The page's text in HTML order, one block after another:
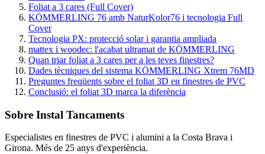
Foliat a 3 cares (Full Cover)
KÖMMERLING 76 amb NaturKolor76 i tecnologia Full
Cover
Tecnologia PX: protecció solar i garantia ampliada
mattex i woodec: l'acabat ultramat de KÖMMERLING
Quan triar foliat a 3 cares per a les teves finestres?
Dades tècniques del sistema KÖMMERLING Xtrem 76MD
Preguntes freqüents sobre el foliat 3D en finestres de PVC
Conclusió: el foliat 3D marca la diferència
Sobre Instal Tancaments
Especialistes en finestres de PVC i alumini a la Costa Brava i
Girona. Més de 25 anys d'experiència.